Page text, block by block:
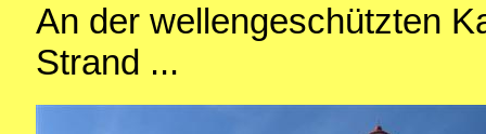
An der wellengeschützten
Strand ...